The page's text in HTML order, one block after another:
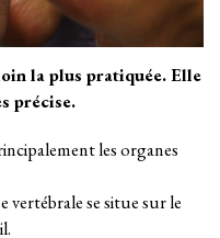
la plus pratiquée.Elle
précise.
les organes
vertébrale se situe sur le